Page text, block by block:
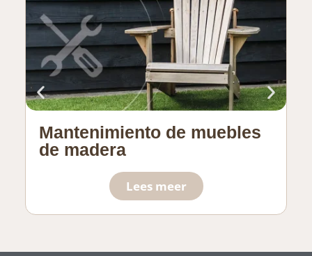
Mantenimiento de muebles
de madera
Lees meer